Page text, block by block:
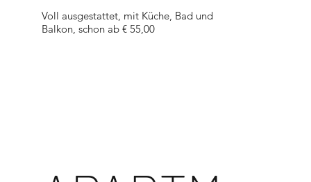
Voll ausgestattet, mit Küche, Bad und
Balkon, schon ab € 55,00